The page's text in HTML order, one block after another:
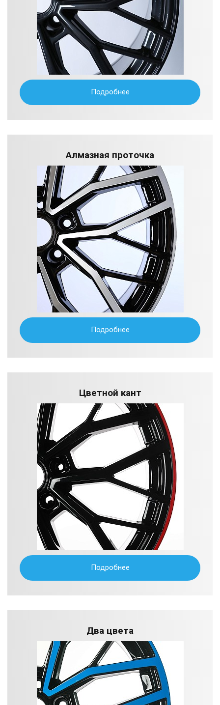
Подробнее
Алмазная проточка
Подробнее
Цветной кант
Подробнее
Два цвета